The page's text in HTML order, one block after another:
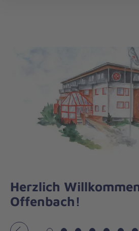
Herzlich
Offenbach!